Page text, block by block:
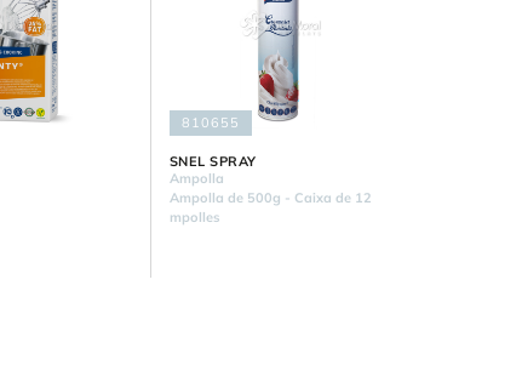
810655
SNEL SPRAY
Ampolla
Ampolla de 500g - Caixa de 12
mpolles